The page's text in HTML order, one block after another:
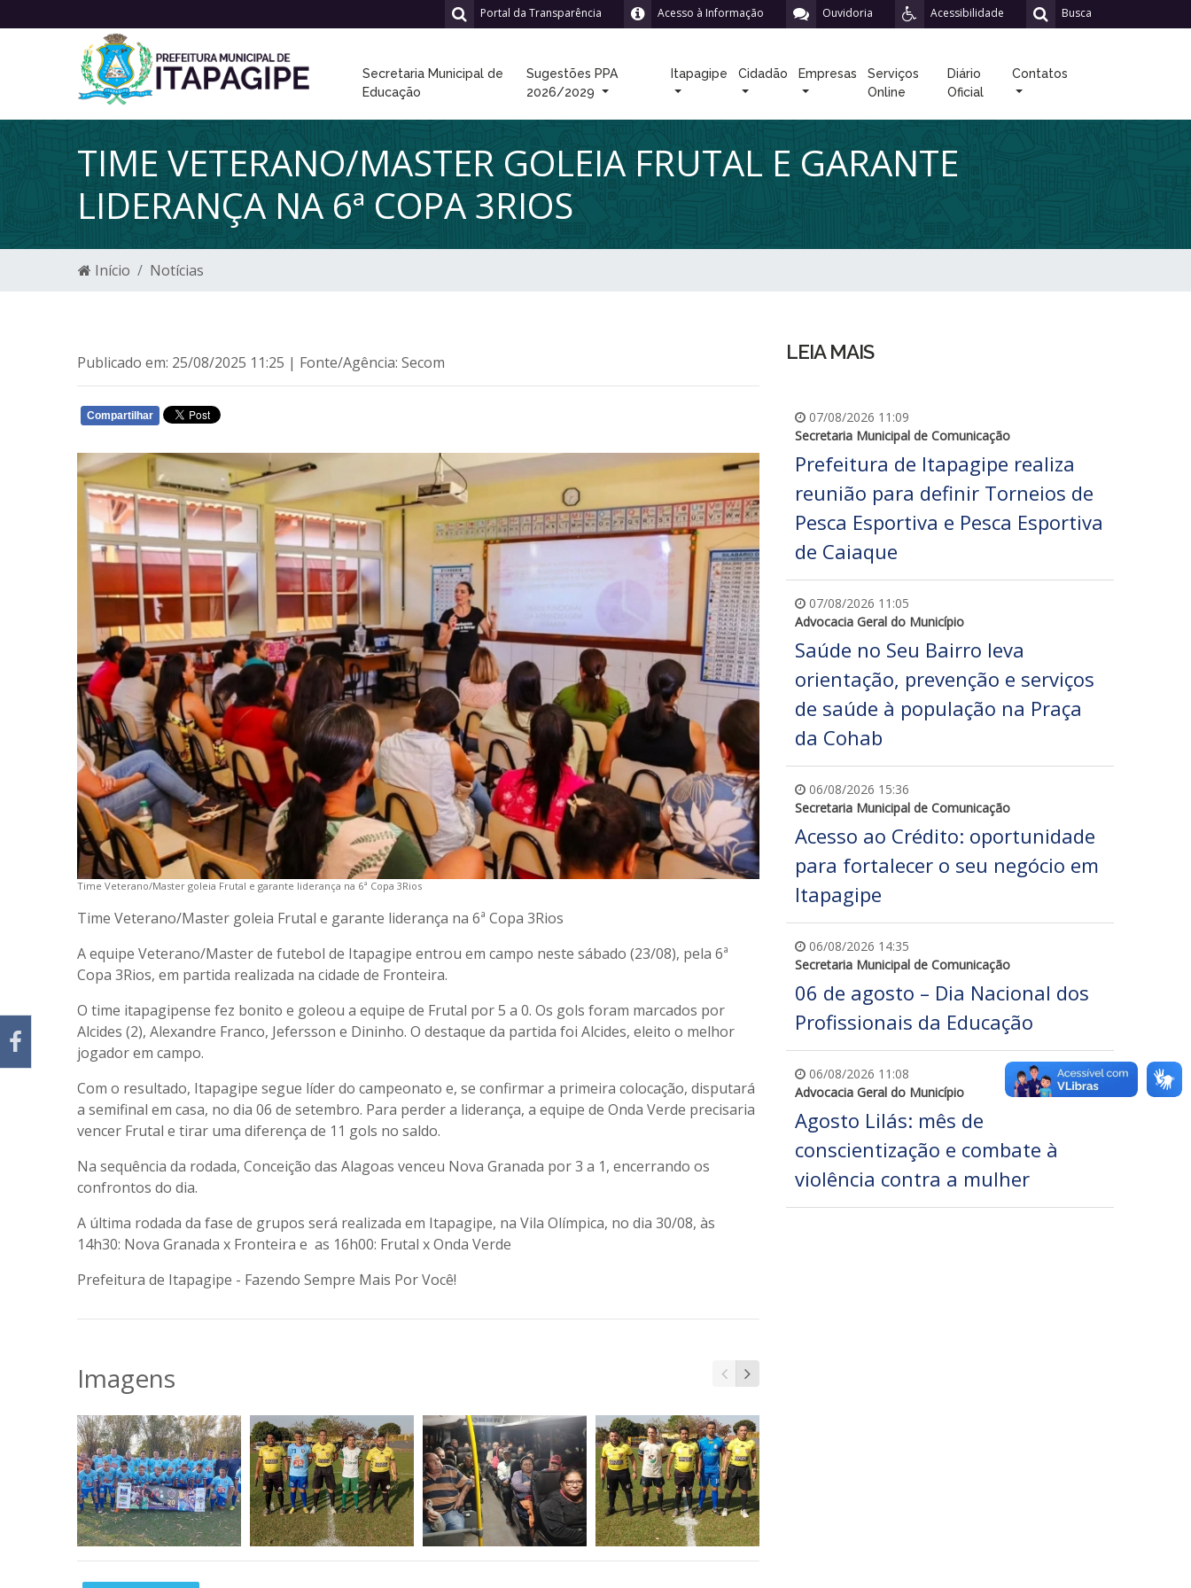
Busca
Acessibilidade
Ouvidoria
Acesso à Informação
Portal da Transparência
Secretaria Municipal de
Educação
Sugestões PPA
2026/2029
Itapagipe Cidadão Empresas
Serviços
Online
Diário
Oficial
Contatos
TIME VETERANO/MASTER GOLEIA FRUTAL E GARANTE
LIDERANÇA NA 6ª COPA 3RIOS
Início Notícias
Publicado em: 25/08/2025 11:25 | Fonte/Agência: Secom
Compartilhar
Time Veterano/Master goleia Frutal e garante liderança na 6ª Copa 3Rios
Time Veterano/Master goleia Frutal e garante liderança na 6ª Copa 3Rios
A equipe Veterano/Master de futebol de Itapagipe entrou em campo neste sábado (23/08), pela 6ª
Copa 3Rios, em partida realizada na cidade de Fronteira.
O time itapagipense fez bonito e goleou a equipe de Frutal por 5 a 0. Os gols foram marcados por
Alcides (2), Alexandre Franco, Jefersson e Dininho. O destaque da partida foi Alcides, eleito o melhor
jogador em campo.
Com o resultado, Itapagipe segue líder do campeonato e, se confirmar a primeira colocação, disputará
a semifinal em casa, no dia 06 de setembro. Para perder a liderança, a equipe de Onda Verde precisaria
vencer Frutal e tirar uma diferença de 11 gols no saldo.
Na sequência da rodada, Conceição das Alagoas venceu Nova Granada por 3 a 1, encerrando os
confrontos do dia.
A última rodada da fase de grupos será realizada em Itapagipe, na Vila Olímpica, no dia 30/08, às
14h30: Nova Granada x Fronteira e as 16h00: Frutal x Onda Verde
Prefeitura de Itapagipe - Fazendo Sempre Mais Por Você!
Imagens
LEIA MAIS
07/08/2026 11:09
Secretaria Municipal de Comunicação
Prefeitura de Itapagipe realiza
reunião para definir Torneios de
Pesca Esportiva e Pesca Esportiva
de Caiaque
07/08/2026 11:05
Advocacia Geral do Município
Saúde no Seu Bairro leva
orientação, prevenção e serviços
de saúde à população na Praça
da Cohab
06/08/2026 15:36
Secretaria Municipal de Comunicação
Acesso ao Crédito: oportunidade
para fortalecer o seu negócio em
Itapagipe
06/08/2026 14:35
Secretaria Municipal de Comunicação
06 de agosto – Dia Nacional dos
Profissionais da Educação
06/08/2026 11:08
Advocacia Geral do Município
Agosto Lilás: mês de
conscientização e combate à
violência contra a mulher